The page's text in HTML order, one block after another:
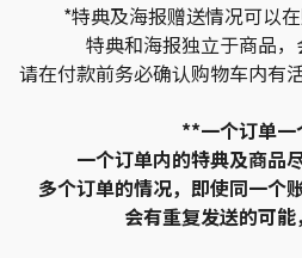
*特典及海报赠送情况可以在
特典和海报独立于商品，
请在付款前务必确认购物车内有
**一个订单一
一个订单内的特典及商品
多个订单的情况，即使同一个
会有重复发送的可能